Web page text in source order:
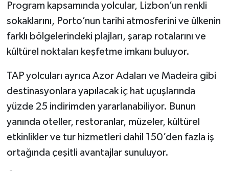
Program kapsamında yolcular, Lizbon’un renkli
sokaklarını, Porto’nun tarihi atmosferini ve ülkenin
farklı bölgelerindeki plajları, şarap rotalarını ve
kültürel noktaları keşfetme imkanı buluyor.
TAP yolcuları ayrıca Azor Adaları ve Madeira gibi
destinasyonlara yapılacak iç hat uçuşlarında
yüzde 25 indirimden yararlanabiliyor. Bunun
yanında oteller, restoranlar, müzeler, kültürel
etkinlikler ve tur hizmetleri dahil 150’den fazla iş
ortağında çeşitli avantajlar sunuluyor.